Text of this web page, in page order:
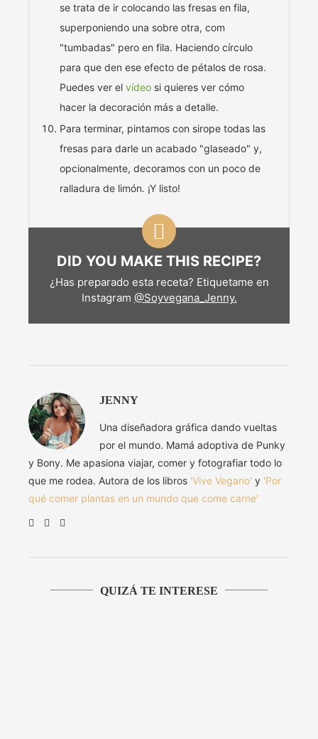
se trata de ir colocando las fresas en fila,
superponiendo una sobre otra, com
"tumbadas" pero en fila. Haciendo círculo
para que den ese efecto de pétalos de rosa.
Puedes ver el vídeo si quieres ver cómo
hacer la decoración más a detalle.
Para terminar, pintamos con sirope todas las
fresas para darle un acabado "glaseado" y,
opcionalmente, decoramos con un poco de
ralladura de limón. ¡Y listo!
DID YOU MAKE THIS RECIPE?
¿Has preparado esta receta? Etiquetame en
Instagram @Soyvegana_Jenny.
JENNY
Una diseñadora gráfica dando vueltas
por el mundo. Mamá adoptiva de Punky
y Bony. Me apasiona viajar, comer y fotografiar todo lo
que me rodea. Autora de los libros 'Vive Vegano' y 'Por
qué comer plantas en un mundo que come carne'
QUIZÁ TE INTERESE